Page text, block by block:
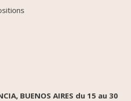
BUENOS AIRES du 15 au 30